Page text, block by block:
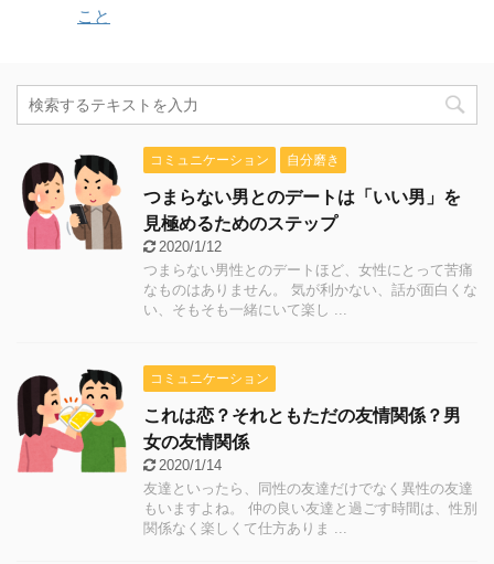
こと
コミュニケーション 自分磨き
つまらない男とのデートは「いい男」を
見極めるためのステップ
2020/1/12
つまらない男性とのデートほど、女性にとって苦痛
なものはありません。 気が利かない、話が面白くな
い、そもそも一緒にいて楽し ...
コミュニケーション
これは恋？それともただの友情関係？男
女の友情関係
2020/1/14
友達といったら、同性の友達だけでなく異性の友達
もいますよね。 仲の良い友達と過ごす時間は、性別
関係なく楽しくて仕方ありま ...